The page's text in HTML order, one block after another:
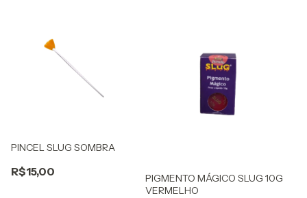
PINCEL SLUG SOMBRA
R$15,00
PIGMENTO MÁGICO SLUG 10G
VERMELHO